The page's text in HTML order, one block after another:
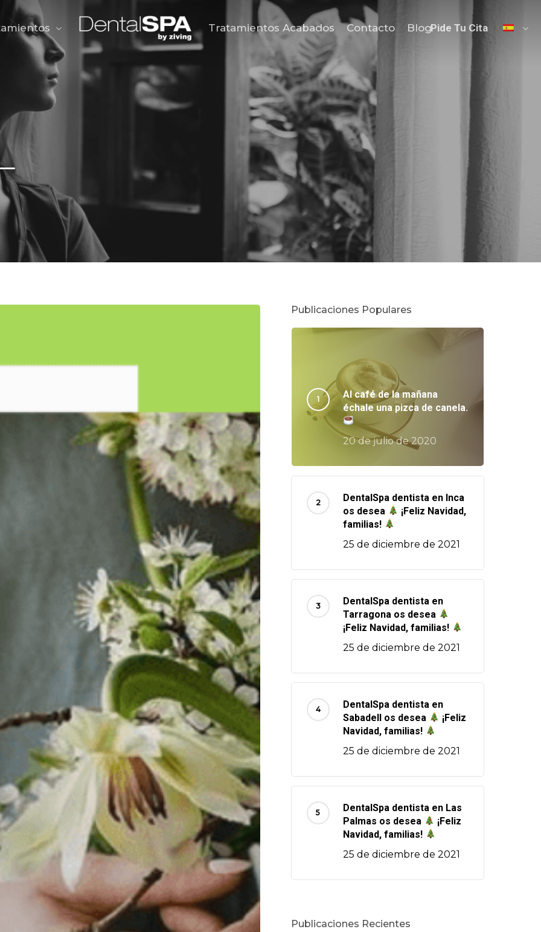
Tratamientos Acabados Contacto BlogPide Tu Cita
Publicaciones Populares
Al café de la mañana
échale una pizca de canela.
20 de julio de 2020
DentalSpa dentista en Inca
os desea
¡Feliz Navidad,
familias!
25 de diciembre de 2021
DentalSpa dentista en
Tarragona os desea
¡Feliz Navidad, familias!
25 de diciembre de 2021
DentalSpa dentista en
Sabadell os desea
¡Feliz
Navidad, familias!
25 de diciembre de 2021
DentalSpa dentista en Las
Palmas os desea
¡Feliz
Navidad, familias!
25 de diciembre de 2021
Publicaciones Recientes